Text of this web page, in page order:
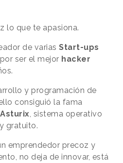
lo que te apasiona.
de varias Start-ups
ser el mejor hacker
y programación de
consiguió la fama
Asturix , sistema operativo
gratuito.
emprendedor precoz y
no deja de innovar, está